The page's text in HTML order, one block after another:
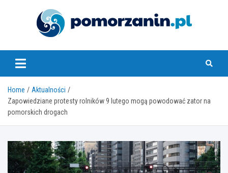
pomorzanin.pl
Home
Aktualności
Zapowiedziane protesty rolników 9 lutego mogą powodować zator na
pomorskich drogach